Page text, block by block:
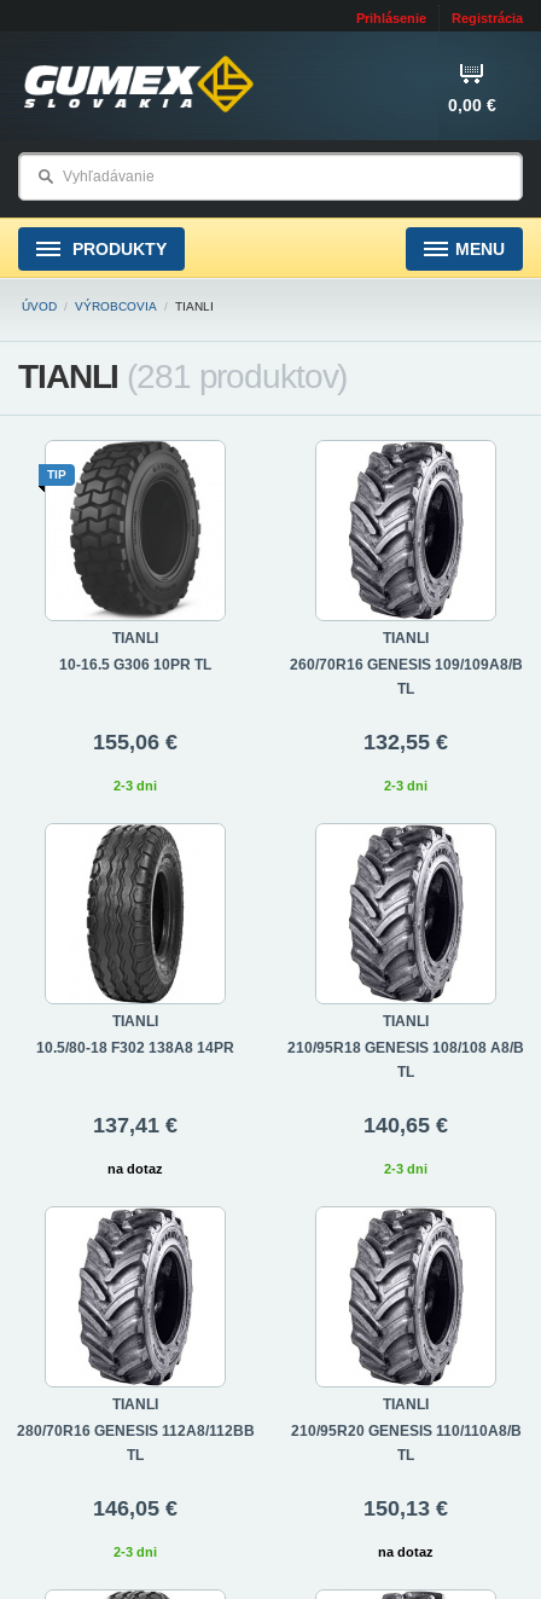
Prihlásenie Registrácia
0,00 €
PRODUKTY MENU
ÚVOD / VÝROBCOVIA / TIANLI
TIANLI (281 produktov)
TIANLI
10-16.5 G306 10PR TL
TIP
155,06 €
2-3 dni
TIANLI
260/70R16 GENESIS 109/109A8/B
TL
132,55 €
2-3 dni
TIANLI
10.5/80-18 F302 138A8 14PR
137,41 €
na dotaz
TIANLI
210/95R18 GENESIS 108/108 A8/B
TL
140,65 €
2-3 dni
TIANLI
280/70R16 GENESIS 112A8/112BB
TL
146,05 €
2-3 dni
TIANLI
210/95R20 GENESIS 110/110A8/B
TL
150,13 €
na dotaz